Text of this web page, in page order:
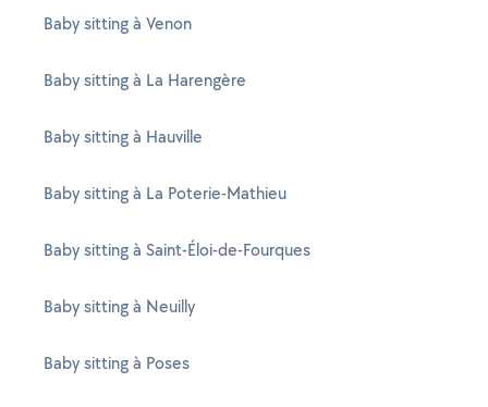
Baby sitting à Venon
Baby sitting à La Harengère
Baby sitting à Hauville
Baby sitting à La Poterie-Mathieu
Baby sitting à Saint-Éloi-de-Fourques
Baby sitting à Neuilly
Baby sitting à Poses